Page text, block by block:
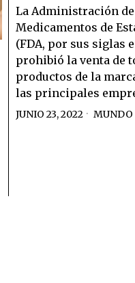
La Administración
Medicamentos de
(FDA, por sus siglas
prohibió la venta de
productos de la
las principales
JUNIO 23, 2022 MUNDO